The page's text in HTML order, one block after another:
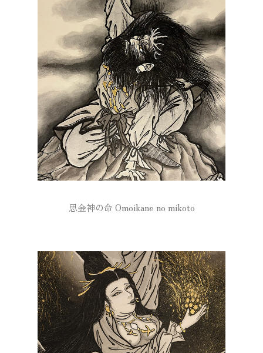
思金神の命 Omoikane no mikoto